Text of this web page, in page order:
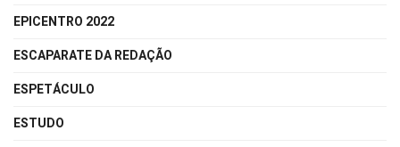
EPICENTRO 2022
ESCAPARATE DA REDAÇÃO
ESPETÁCULO
ESTUDO